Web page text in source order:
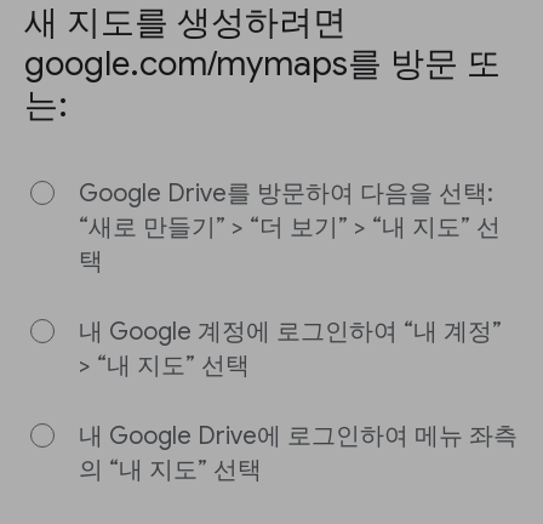
새 지도를 생성하려면
google.com/mymaps를 방문 또
는:
Google Drive를 방문하여 다음을 선택:
“새로 만들기” > “더 보기” > “내 지도” 선
택
내 Google 계정에 로그인하여 “내 계정”
> “내 지도” 선택
내 Google Drive에 로그인하여 메뉴 좌측
의 “내 지도” 선택